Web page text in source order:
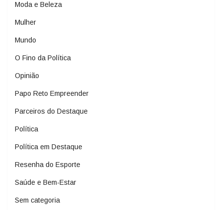
Moda e Beleza
Mulher
Mundo
O Fino da Política
Opinião
Papo Reto Empreender
Parceiros do Destaque
Política
Política em Destaque
Resenha do Esporte
Saúde e Bem-Estar
Sem categoria